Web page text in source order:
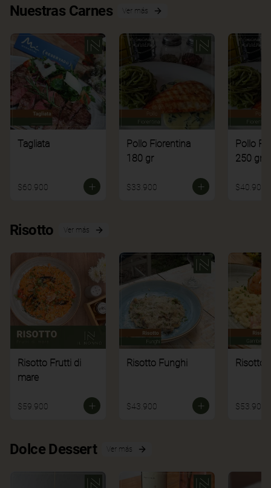
Nuestras Carnes Ver más
Tagliata
$60.900
Pollo Fiorentina
180 gr
$33.900
Pollo
250 gr
$40.900
Risotto Ver más
Risotto Frutti di
mare
$59.900
Risotto Funghi
$43.900
Risotto
$53.900
Dolce Dessert Ver más